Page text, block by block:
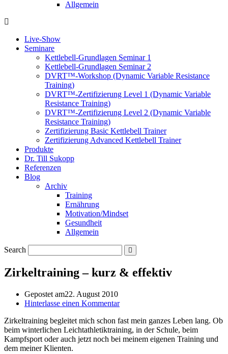
Allgemein
Live-Show
Seminare
Kettlebell-Grundlagen Seminar 1
Kettlebell-Grundlagen Seminar 2
DVRT™-Workshop (Dynamic Variable Resistance
Training)
DVRT™-Zertifizierung Level 1 (Dynamic Variable
Resistance Training)
DVRT™-Zertifizierung Level 2 (Dynamic Variable
Resistance Training)
Zertifizierung Basic Kettlebell Trainer
Zertifizierung Advanced Kettlebell Trainer
Produkte
Dr. Till Sukopp
Referenzen
Blog
Archiv
Training
Ernährung
Motivation/Mindset
Gesundheit
Allgemein
Search
Zirkeltraining – kurz & effektiv
Gepostet am22. August 2010
Hinterlasse einen Kommentar
Zirkeltraining begleitet mich schon fast mein ganzes Leben lang. Ob
beim winterlichen Leichtathletiktraining, in der Schule, beim
Kampfsport oder auch jetzt noch bei meinem eigenen Training und
dem meiner Klienten.